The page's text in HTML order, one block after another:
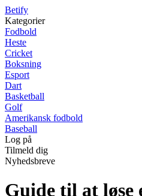
Betify
Kategorier
Fodbold
Heste
Cricket
Boksning
Esport
Dart
Basketball
Golf
Amerikansk fodbold
Baseball
Log på
Tilmeld dig
Nyhedsbreve
Guide til at